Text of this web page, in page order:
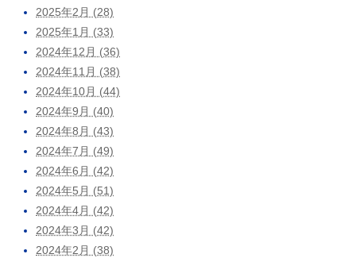
2025年2月 (28)
2025年1月 (33)
2024年12月 (36)
2024年11月 (38)
2024年10月 (44)
2024年9月 (40)
2024年8月 (43)
2024年7月 (49)
2024年6月 (42)
2024年5月 (51)
2024年4月 (42)
2024年3月 (42)
2024年2月 (38)